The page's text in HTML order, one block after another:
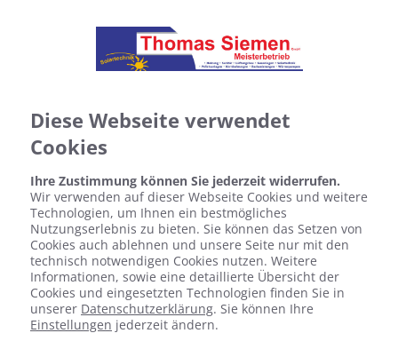
Diese Webseite verwendet
Cookies
Ihre Zustimmung können Sie jederzeit widerrufen.
Wir verwenden auf dieser Webseite Cookies und weitere
Technologien, um Ihnen ein bestmögliches
Nutzungserlebnis zu bieten. Sie können das Setzen von
Cookies auch ablehnen und unsere Seite nur mit den
technisch notwendigen Cookies nutzen. Weitere
Informationen, sowie eine detaillierte Übersicht der
Cookies und eingesetzten Technologien finden Sie in
unserer Datenschutzerklärung. Sie können Ihre
Einstellungen jederzeit ändern.